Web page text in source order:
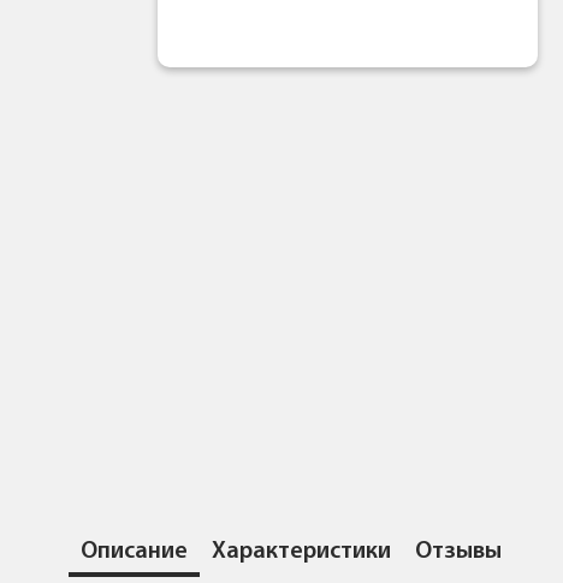
Описание Характеристики Отзывы